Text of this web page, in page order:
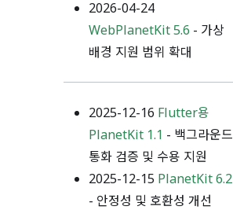
2026-04-24
WebPlanetKit 5.6 - 가상
배경 지원 범위 확대
2025-12-16 Flutter용
PlanetKit 1.1 - 백그라운드
통화 검증 및 수용 지원
2025-12-15 PlanetKit 6.2
- 안정성 및 호환성 개선